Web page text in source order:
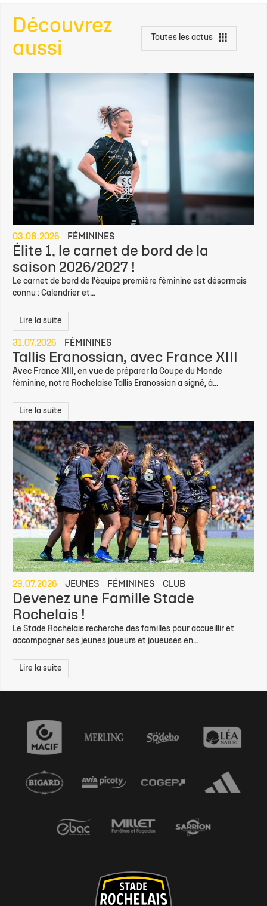
Découvrez
aussi
Toutes les actus
03.08.2026 FÉMININES
Élite 1, le carnet de bord de la
saison 2026/2027 !
Le carnet de bord de l'équipe première féminine est désormais
connu : Calendrier et...
Lire la suite
31.07.2026 FÉMININES
Tallis Eranossian, avec France XIII
Avec France XIII, en vue de préparer la Coupe du Monde
féminine, notre Rochelaise Tallis Eranossian a signé, à...
Lire la suite
29.07.2026 JEUNES FÉMININES CLUB
Devenez une Famille Stade
Rochelais !
Le Stade Rochelais recherche des familles pour accueillir et
accompagner ses jeunes joueurs et joueuses en...
Lire la suite